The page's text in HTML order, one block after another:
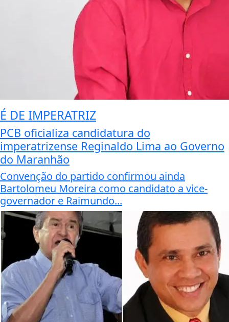
É DE IMPERATRIZ
PCB oficializa candidatura do
imperatrizense Reginaldo Lima ao Governo
do Maranhão
Convenção do partido confirmou ainda
Bartolomeu Moreira como candidato a vice-
governador e Raimundo...